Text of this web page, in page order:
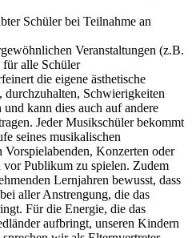
Schüler bei Teilnahme an
Veranstaltungen (z.B.
alle Schüler
die eigene ästhetische
durchzuhalten, Schwierigkeiten
kann dies auch auf andere
Jeder Musikschüler bekommt
seines musikalischen
Vorspielabenden, Konzerten oder
vor Publikum zu spielen. Zudem
Lernjahren bewusst, dass
aller Anstrengung, die das
Für die Energie, die das
aufbringt, unseren Kindern